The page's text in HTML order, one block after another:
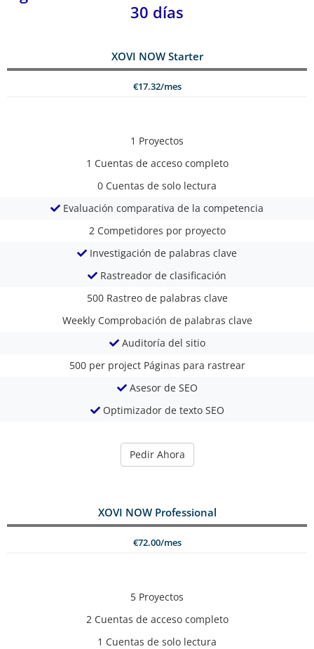
30 días
XOVI NOW Starter
€17.32/mes
1 Proyectos
1 Cuentas de acceso completo
0 Cuentas de solo lectura
Evaluación comparativa de la competencia
2 Competidores por proyecto
Investigación de palabras clave
Rastreador de clasificación
500 Rastreo de palabras clave
Weekly Comprobación de palabras clave
Auditoría del sitio
500 per project Páginas para rastrear
Asesor de SEO
Optimizador de texto SEO
Pedir Ahora
XOVI NOW Professional
€72.00/mes
5 Proyectos
2 Cuentas de acceso completo
1 Cuentas de solo lectura